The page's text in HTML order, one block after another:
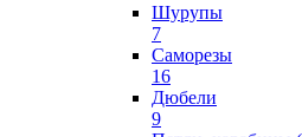
Шурупы
7
Саморезы
16
Дюбели
9